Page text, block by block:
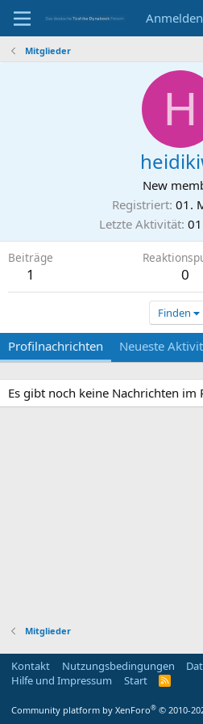
Anmelden
Mitglieder
H
New
Registriert 01.
Letzte Aktivität
Beiträge
1 0
Finden
Profilnachrichten Neueste
Es gibt noch keine Nachrichten
Mitglieder
Kontakt Nutzungsbedingungen
Hilfe und Impressum
Start
R
Community platform by XenForo® © 2010-